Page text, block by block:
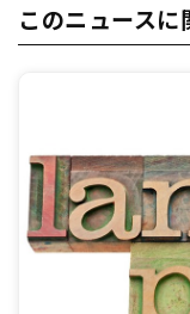
このニュース